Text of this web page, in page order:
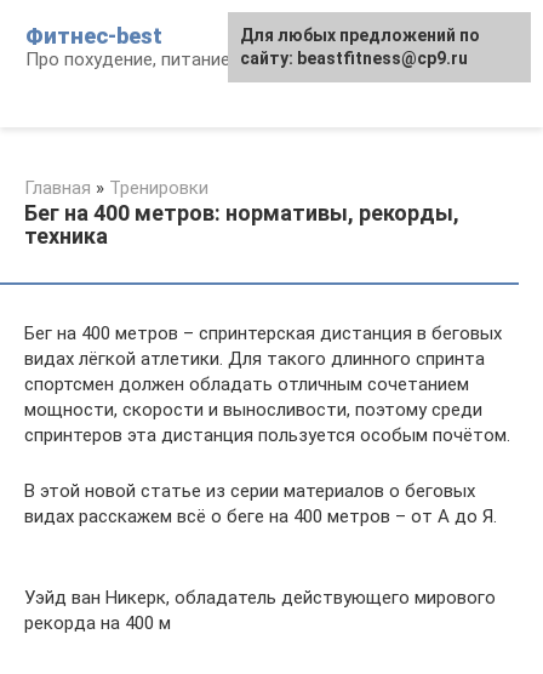
контенту
Фитнес-best
Про похудение, питание и фитнес
Главная » Тренировки
Бег на 400 метров: нормативы, рекорды,
техника
Бег на 400 метров – спринтерская дистанция в беговых
видах лёгкой атлетики. Для такого длинного спринта
спортсмен должен обладать отличным сочетанием
мощности, скорости и выносливости, поэтому среди
спринтеров эта дистанция пользуется особым почётом.
В этой новой статье из серии материалов о беговых
видах расскажем всё о беге на 400 метров – от А до Я.
Уэйд ван Никерк, обладатель действующего мирового
рекорда на 400 м
Для любых предложений по
сайту: beastfitness@cp9.ru